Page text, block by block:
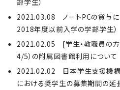
部学生）
2021.03.08 ノートPCの貸与に
2018年度以前入学の学部学生）
2021.02.05 [学生・教職員の
4/5）の附属図書館利用について
2021.02.02 日本学生支援機
における奨学生の募集期間の延